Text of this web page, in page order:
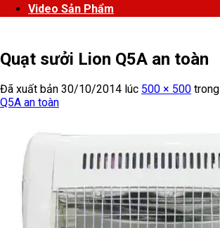
Video Sản Phẩm
Quạt sưởi Lion Q5A an toàn
Đã xuất bản 30/10/2014 lúc 500 × 500 trong
Q5A an toàn